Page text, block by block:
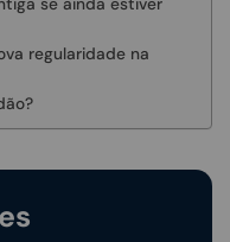
regularidade na